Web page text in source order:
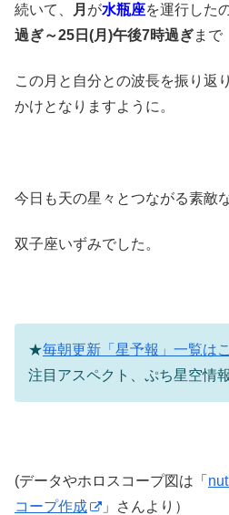
続いて、 月 が水瓶座を運行した
過ぎ～25日(月)午後7時過ぎまで
この月と自分との波長を振り返
かけとなりますように。
今日も天の星々とつながる素敵
双子座いずみでした。
★毎朝更新「星予報」一覧は
注目アスペクト、ぷち星空情
(データやホロスコープ図は「
コープ作成
」さんより）